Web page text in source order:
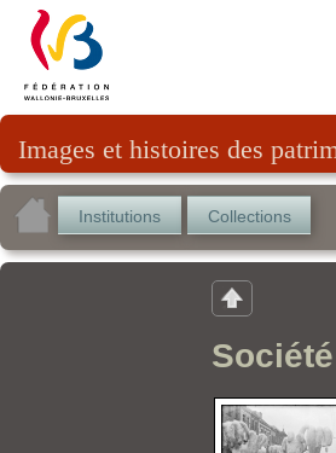
Images et histoires des
Institutions Collections